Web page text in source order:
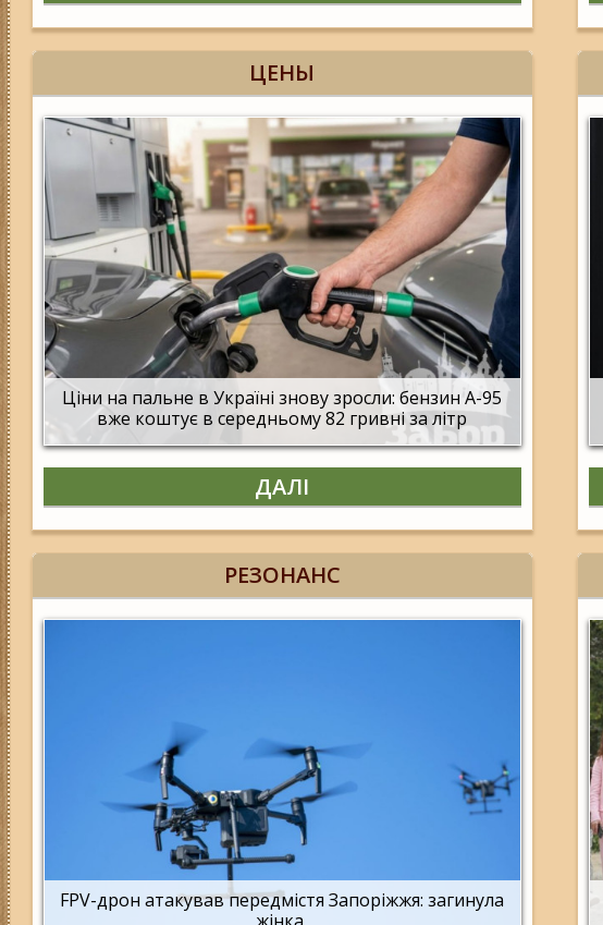
ЦЕНЫ
Ціни на пальне в Україні знову зросли: бензин А-95
вже коштує в середньому 82 гривні за літр
ДАЛІ
РЕЗОНАНС
FPV-дрон атакував передмістя Запоріжжя: загинула